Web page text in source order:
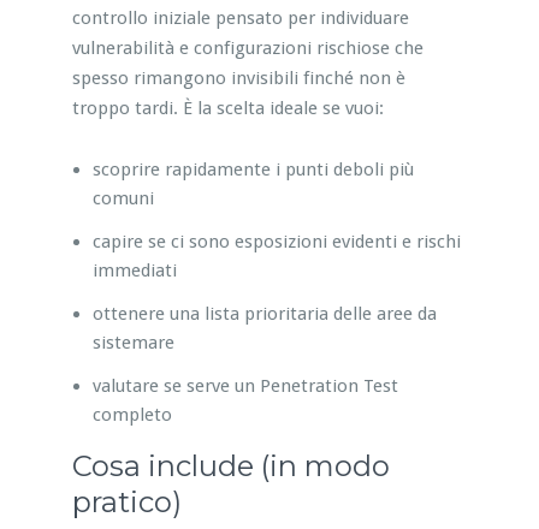
controllo iniziale pensato per individuare
vulnerabilità e configurazioni rischiose che
spesso rimangono invisibili finché non è
troppo tardi. È la scelta ideale se vuoi:
scoprire rapidamente i punti deboli più
comuni
capire se ci sono esposizioni evidenti e rischi
immediati
ottenere una lista prioritaria delle aree da
sistemare
valutare se serve un Penetration Test
completo
Cosa include (in modo
pratico)